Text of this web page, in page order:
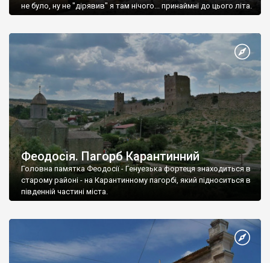
не було, ну не "дірявив" я там нічого... принаймні до цього літа.
Феодосія. Пагорб Карантинний
Головна памятка Феодосії - Генуезька фортеця знаходиться в
старому районі - на Карантинному пагорбі, який підноситься в
південній частині міста.